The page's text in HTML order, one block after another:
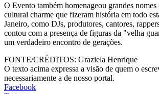
O Evento também homenageou grandes
cultural charme que fizeram história em todo
Janeiro, como DJs, produtores, cantores,
contou com a presença de figuras da "velha
um verdadeiro encontro de gerações.
FONTE/CRÉDITOS: Graziela Henrique
O texto acima expressa a visão de quem o
necessariamente a de nosso portal.
Facebook